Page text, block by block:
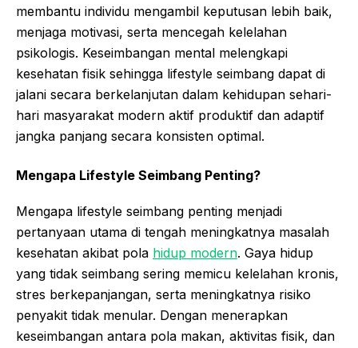
membantu individu mengambil keputusan lebih baik,
menjaga motivasi, serta mencegah kelelahan
psikologis. Keseimbangan mental melengkapi
kesehatan fisik sehingga lifestyle seimbang dapat di
jalani secara berkelanjutan dalam kehidupan sehari-
hari masyarakat modern aktif produktif dan adaptif
jangka panjang secara konsisten optimal.
Mengapa Lifestyle Seimbang Penting?
Mengapa lifestyle seimbang penting menjadi
pertanyaan utama di tengah meningkatnya masalah
kesehatan akibat pola hidup modern. Gaya hidup
yang tidak seimbang sering memicu kelelahan kronis,
stres berkepanjangan, serta meningkatnya risiko
penyakit tidak menular. Dengan menerapkan
keseimbangan antara pola makan, aktivitas fisik, dan